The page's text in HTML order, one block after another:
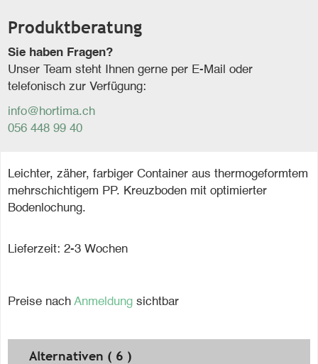
Produktberatung
Sie haben Fragen?
Unser Team steht Ihnen gerne per E-Mail oder
telefonisch zur Verfügung:
info@hortima.ch
056 448 99 40
Leichter, zäher, farbiger Container aus thermogeformtem
mehrschichtigem PP. Kreuzboden mit optimierter
Bodenlochung.
Lieferzeit: 2-3 Wochen
Preise nach Anmeldung sichtbar
Alternativen ( 6 )